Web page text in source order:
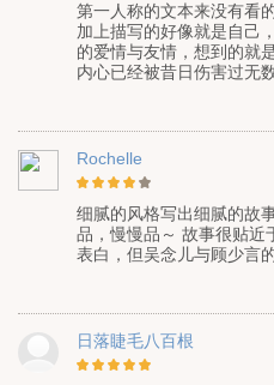
第一人称的文本来没有看
加上描写的好像就是自己
的爱情与友情，想到的就
内心已经被昔日伤害过无
欢上另外一个人。一开始
后面越看越有意思越看越
会聊天仿佛是与生俱来的
很好。第一次耐心看完小
笔有限表达不出内心所想
定要耐心看完哦
Rochelle
细腻的风格写出细腻的故
品，慢慢品～ 故事很贴近
表白，但吴念儿与顾少言
日落睫毛八百根